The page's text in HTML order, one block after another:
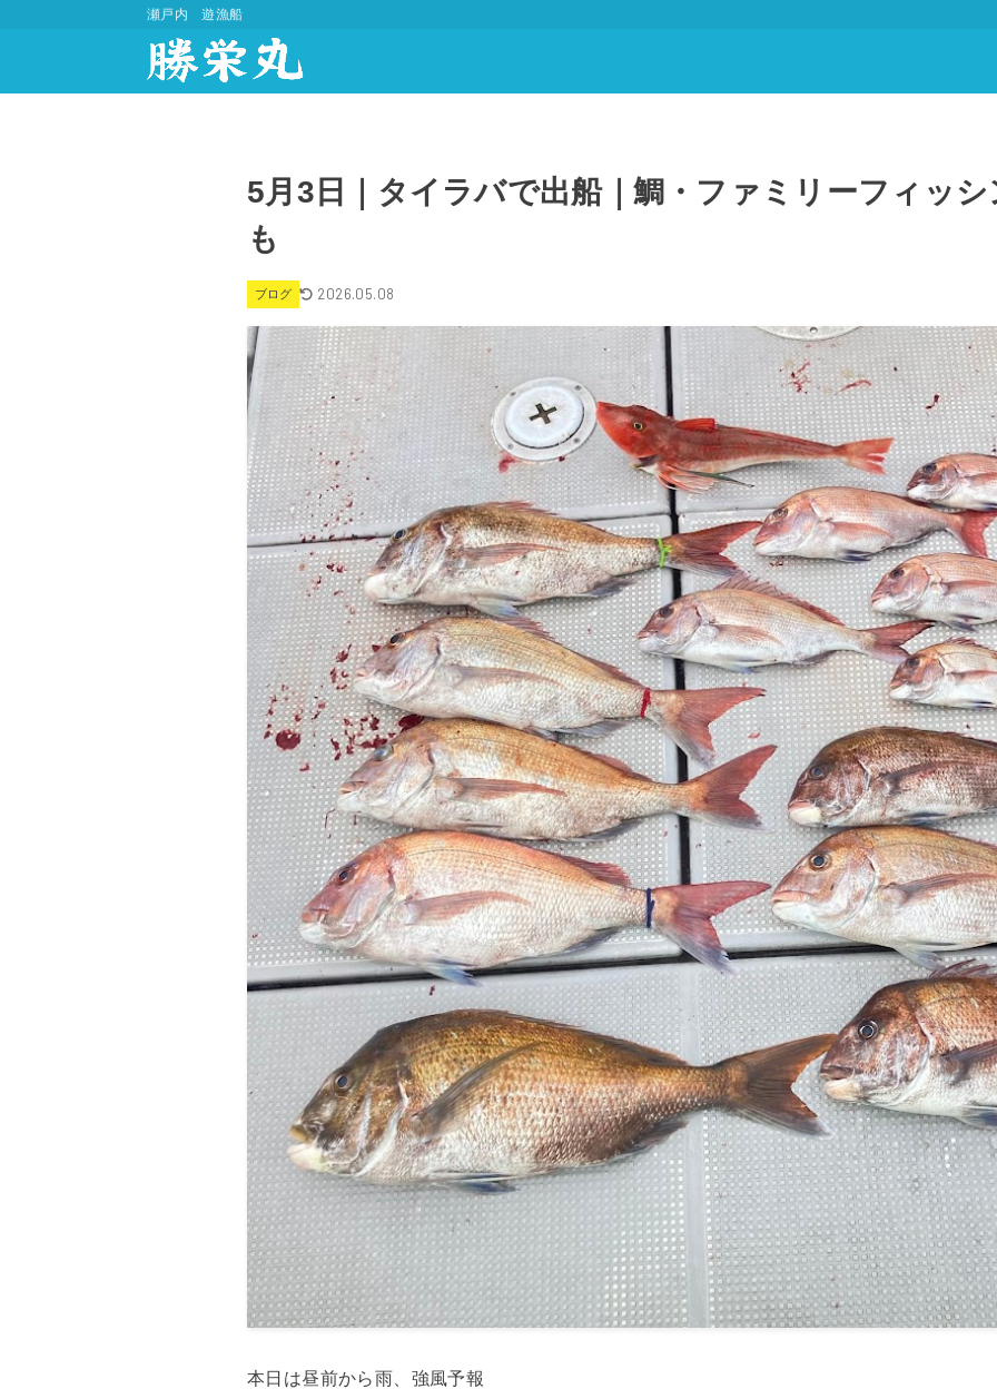
瀬戸内 遊漁船
5月3日｜タイラバで出船｜鯛・ファミリーフィッ
も
ブログ 2026.05.08
本日は昼前から雨、強風予報